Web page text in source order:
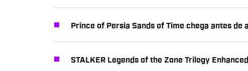
Prince of Persia Sands of Time chega antes de
STALKER Legends of the Zone Trilogy